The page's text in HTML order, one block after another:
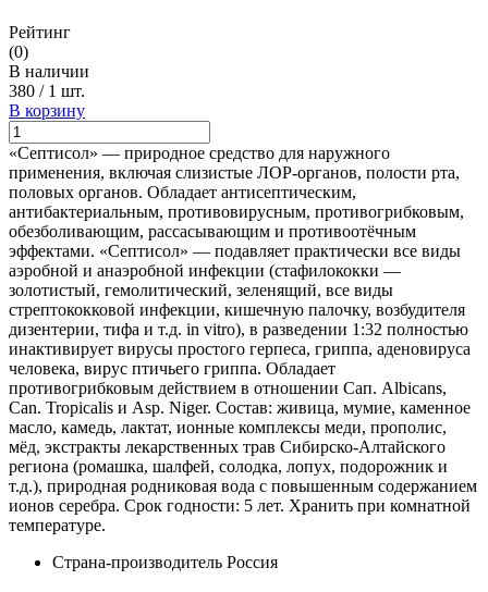
Рейтинг
(0)
В наличии
380 / 1 шт.
В корзину
«Септисол» — природное средство для наружного
применения, включая слизистые ЛОР-органов, полости рта,
половых органов. Обладает антисептическим,
антибактериальным, противовирусным, противогрибковым,
обезболивающим, рассасывающим и противоотёчным
эффектами. «Септисол» — подавляет практически все виды
аэробной и анаэробной инфекции (стафилококки —
золотистый, гемолитический, зеленящий, все виды
стрептококковой инфекции, кишечную палочку, возбудителя
дизентерии, тифа и т.д. in vitro), в разведении 1:32 полностью
инактивирует вирусы простого герпеса, гриппа, аденовируса
человека, вирус птичьего гриппа. Обладает
противогрибковым действием в отношении Сап. Albicans,
Can. Tropicalis и Asp. Niger. Состав: живица, мумие, каменное
масло, камедь, лактат, ионные комплексы меди, прополис,
мёд, экстракты лекарственных трав Сибирско-Алтайского
региона (ромашка, шалфей, солодка, лопух, подорожник и
т.д.), природная родниковая вода с повышенным содержанием
ионов серебра. Срок годности: 5 лет. Хранить при комнатной
температуре.
Страна-производитель Россия